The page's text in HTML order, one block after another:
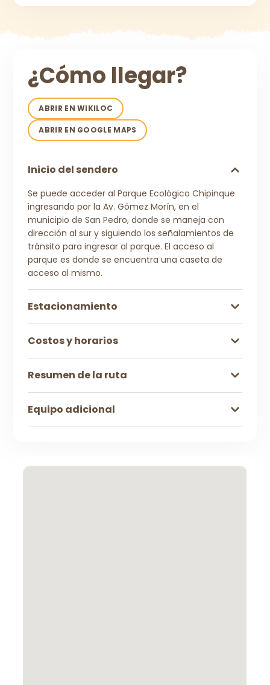
¿Cómo llegar?
ABRIR EN WIKILOC
ABRIR EN GOOGLE MAPS
Inicio del sendero
Se puede acceder al Parque Ecológico Chipinque
ingresando por la Av. Gómez Morín, en el
municipio de San Pedro, donde se maneja con
dirección al sur y siguiendo los señalamientos de
tránsito para ingresar al parque. El acceso al
parque es donde se encuentra una caseta de
acceso al mismo.
Estacionamiento
Costos y horarios
Resumen de la ruta
Equipo adicional